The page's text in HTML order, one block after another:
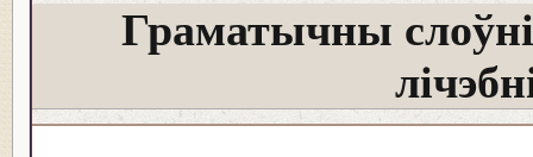
Граматычны